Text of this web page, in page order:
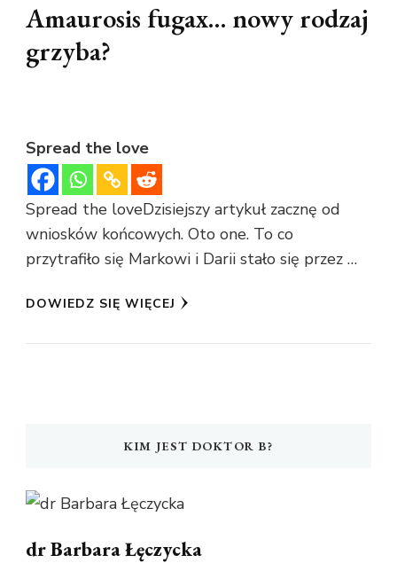
Amaurosis fugax… nowy rodzaj
grzyba?
Spread the love
Spread the loveDzisiejszy artykuł zacznę od
wniosków końcowych. Oto one. To co
przytrafiło się Markowi i Darii stało się przez …
DOWIEDZ SIĘ WIĘCEJ
KIM JEST DOKTOR B?
dr Barbara Łęczycka